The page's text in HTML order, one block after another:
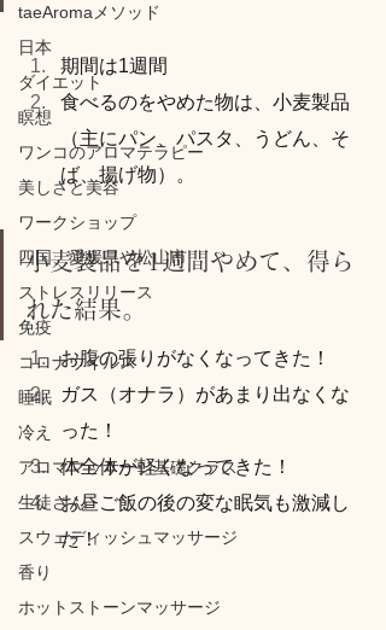
taeAromaメソッド
日本
ダイエット
瞑想
ワンコのアロマテラピー
美しさと美容
ワークショップ
四国、愛媛県や松山市
ストレスリリース
免疫
コロナウイルス
睡眠
冷え
アロママッサージ基礎クラス
生徒さん
スウェディッシュマッサージ
香り
ホットストーンマッサージ
期間は1週間
食べるのをやめた物は、小麦製品
（主にパン、パスタ、うどん、そ
ば、揚げ物）。
小麦製品を1週間やめて、得ら
れた結果。
お腹の張りがなくなってきた！
ガス（オナラ）があまり出なくな
った！
体全体が軽くなってきた！
お昼ご飯の後の変な眠気も激減し
た！